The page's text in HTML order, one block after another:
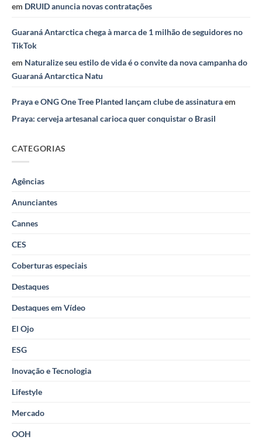
em DRUID anuncia novas contratações
Guaraná Antarctica chega à marca de 1 milhão de seguidores no
TikTok
em Naturalize seu estilo de vida é o convite da nova campanha do
Guaraná Antarctica Natu
Praya e ONG One Tree Planted lançam clube de assinaturaem
Praya: cerveja artesanal carioca quer conquistar o Brasil
CATEGORIAS
Agências
Anunciantes
Cannes
CES
Coberturas especiais
Destaques
Destaques em Vídeo
El Ojo
ESG
Inovação e Tecnologia
Lifestyle
Mercado
OOH